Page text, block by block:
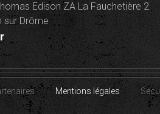
Edison ZA La Fauchetière 2
sur Drôme
Mentions légales